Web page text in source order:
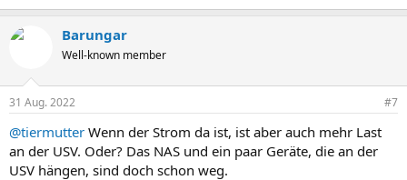
Barungar
Well-known member
31 Aug. 2022 #7
@tiermutter Wenn der Strom da ist, ist aber auch mehr Last
an der USV. Oder? Das NAS und ein paar Geräte, die an der
USV hängen, sind doch schon weg.